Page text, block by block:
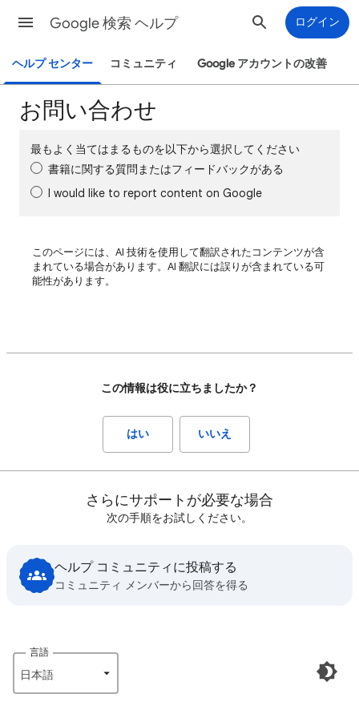
Google 検索 ヘルプ ログイン
ヘルプ センター コミュニティ Google アカウントの改善
お問い合わせ
最もよく当てはまるものを以下から選択してください
書籍に関する質問またはフィードバックがある
I would like to report content on Google
このページには、AI 技術を使用して翻訳されたコンテンツが含
まれている場合があります。AI 翻訳には誤りが含まれている可
能性があります。
この情報は役に立ちましたか？
はい いいえ
さらにサポートが必要な場合
次の手順をお試しください。
ヘルプ コミュニティに投稿する
コミュニティ メンバーから回答を得る
言語
日本語‎